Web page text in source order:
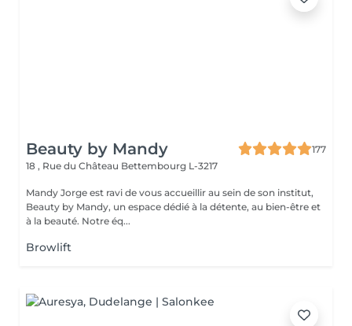
Beauty by Mandy
177
18 , Rue du Château Bettembourg L-3217
Mandy Jorge est ravi de vous accueillir au sein de son institut,
Beauty by Mandy, un espace dédié à la détente, au bien-être et
à la beauté. Notre éq...
Browlift